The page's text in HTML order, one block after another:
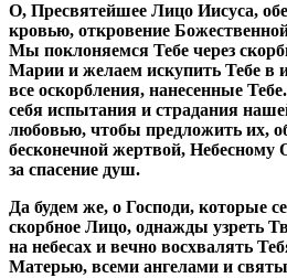
О, Пресвятейшее Лицо Иисуса,
кровью, откровение
Мы поклоняемся Тебе через
Марии и желаем искупить Тебе в
все оскорбления, нанесенные
себя испытания и страдания
любовью, чтобы предложить их,
бесконечной жертвой, Небесному
за спасение душ.
Да будем же, о Господи, которые
скорбное Лицо, однажды узреть
на небесах и вечно восхвалять
Матерью, всеми ангелами и